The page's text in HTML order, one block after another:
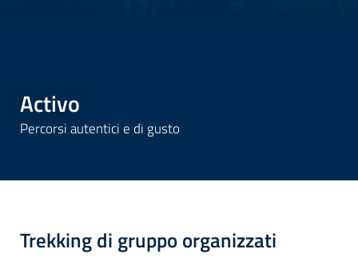
Activo
Percorsi autentici e di gusto
Trekking di gruppo organizzati